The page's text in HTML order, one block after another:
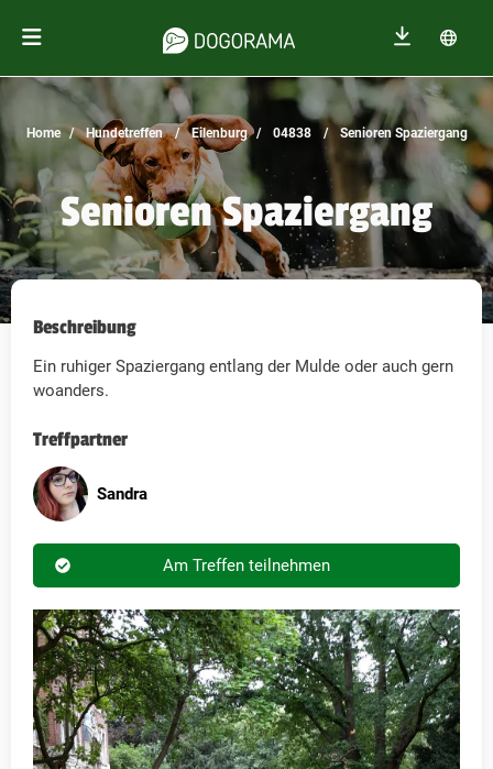
Home Hundetreffen Eilenburg 04838 Senioren Spaziergang
Senioren Spaziergang
Beschreibung
Ein ruhiger Spaziergang entlang der Mulde oder auch gern
woanders.
Treffpartner
Sandra
Am Treffen teilnehmen